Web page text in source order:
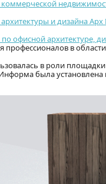
и дизайна
офисной архитектуре,
профессионалов в
в роли площадки
была установлена